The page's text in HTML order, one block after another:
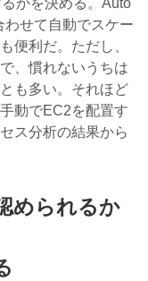
かを決める。Auto
せて自動でスケー
便利だ。ただし、
、慣れないうちは
も多い。それほど
動でEC2を配置す
ス分析の結果から
められるか